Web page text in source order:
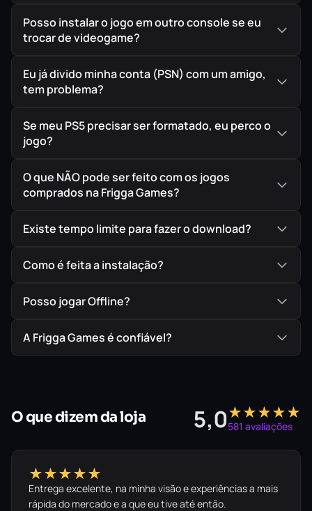
A tradição brutal da Team Ninja encontra a
coreografia frenética da PlatinumGames. Execute
fluidez absurda, desmembrando demônios sem
Alterne entre a técnica letal e clássica de Ryu
Hayabusa e o combate explosivo e veloz do
sobreviver aos inimigos mais sádicos da
🌃 O Futuro Sangra
Deixe as vilas rurais para trás. Lute através de uma
A lâmina está afiada.
Posso instalar o jogo em outro console se eu
trocar de videogame?
Eu já divido minha conta (PSN) com um amigo,
tem problema?
Se meu PS5 precisar ser formatado, eu perco o
jogo?
O que NÃO pode ser feito com os jogos
comprados na Frigga Games?
Existe tempo limite para fazer o download?
Como é feita a instalação?
Posso jogar Offline?
A Frigga Games é confiável?
O que dizem da loja 5,0★★★★★
581 avaliações
★★★★★
Entrega excelente, na minha visão e experiências a mais
rápida do mercado e a que eu tive até então.